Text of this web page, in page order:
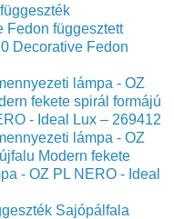
Fedon függesztett
Decorative Fedon
lámpa - OZ
fekete spirál formájú
- Ideal Lux – 269412
lámpa - OZ
Modern fekete
- OZ PL NERO - Ideal
Sajópálfala